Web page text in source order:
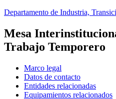
Departamento de Industria,
Mesa
Trabajo Temporero
Marco legal
Datos de contacto
Entidades relacionadas
Equipamientos relacionados